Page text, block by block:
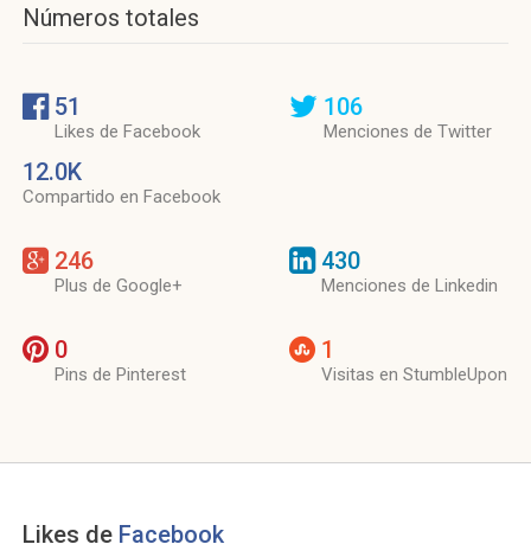
Números totales
51
Likes de Facebook
12.0K
Compartido en Facebook
106
Menciones de Twitter
246
Plus de Google+
430
Menciones de Linkedin
0
Pins de Pinterest
1
Visitas en StumbleUpon
Likes de Facebook